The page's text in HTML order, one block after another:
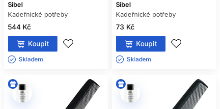
Sibel
Kadeřnické potřeby
544 Kč
Koupit
Skladem ㅤ
Sibel
Kadeřnické potřeby
73 Kč
Koupit
Skladem ㅤ